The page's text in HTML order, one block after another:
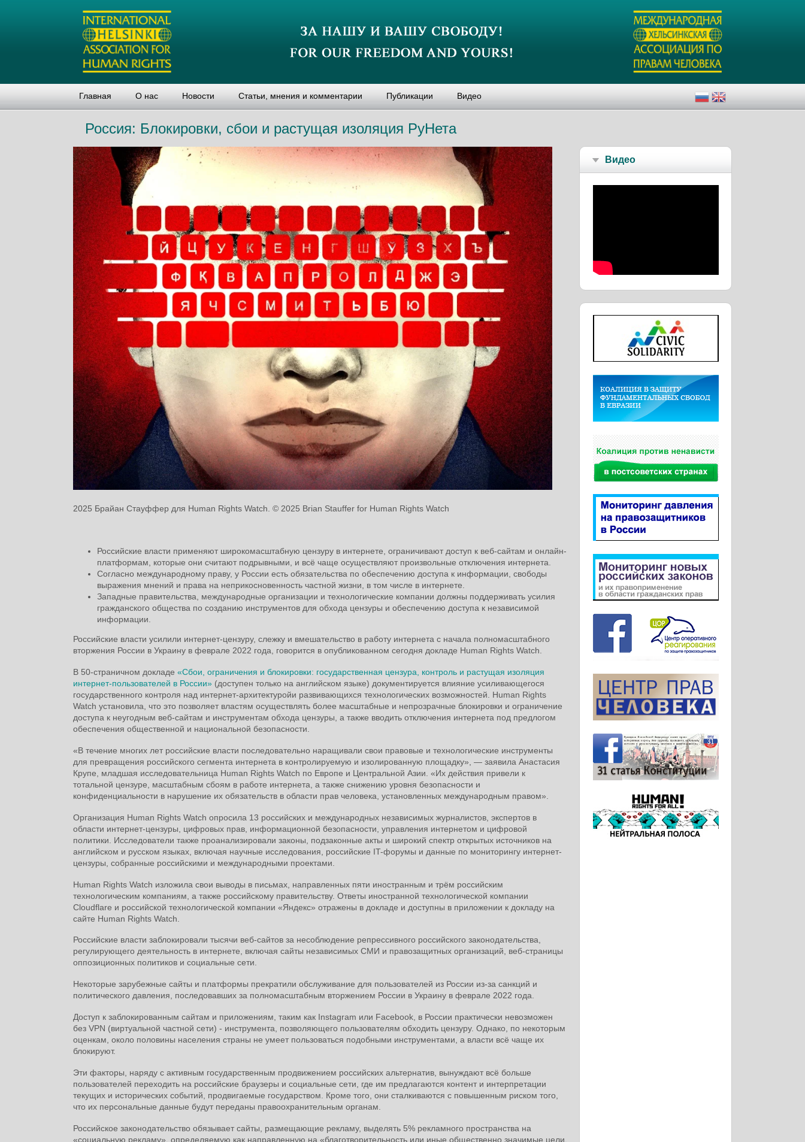
Главная О нас Новости Статьи, мнения и комментарии Публикации Видео
Россия: Блокировки, сбои и растущая изоляция РуНета
2025 Брайан Стауффер для Human Rights Watch. © 2025 Brian Stauffer for Human Rights Watch
Российские власти применяют широкомасштабную цензуру в интернете, ограничивают доступ к веб-сайтам и онлайн-
платформам, которые они считают подрывными, и всё чаще осуществляют произвольные отключения интернета.
Согласно международному праву, у России есть обязательства по обеспечению доступа к информации, свободы
выражения мнений и права на неприкосновенность частной жизни, в том числе в интернете.
Западные правительства, международные организации и технологические компании должны поддерживать усилия
гражданского общества по созданию инструментов для обхода цензуры и обеспечению доступа к независимой
информации.
Российские власти усилили интернет-цензуру, слежку и вмешательство в работу интернета с начала полномасштабного
вторжения России в Украину в феврале 2022 года, говорится в опубликованном сегодня докладе Human Rights Watch.
В 50-страничном докладе «Сбои, ограничения и блокировки: государственная цензура, контроль и растущая изоляция
интернет-пользователей в России» (доступен только на английском языке) документируется влияние усиливающегося
государственного контроля над интернет-архитектуройи развивающихся технологических возможностей. Human Rights
Watch установила, что это позволяет властям осуществлять более масштабные и непрозрачные блокировки и ограничение
доступа к неугодным веб-сайтам и инструментам обхода цензуры, а также вводить отключения интернета под предлогом
обеспечения общественной и национальной безопасности.
«В течение многих лет российские власти последовательно наращивали свои правовые и технологические инструменты
для превращения российского сегмента интернета в контролируемую и изолированную площадку», — заявила Анастасия
Крупе, младшая исследовательница Human Rights Watch по Европе и Центральной Азии. «Их действия привели к
тотальной цензуре, масштабным сбоям в работе интернета, а также снижению уровня безопасности и
конфиденциальности в нарушение их обязательств в области прав человека, установленных международным правом».
Организация Human Rights Watch опросила 13 российских и международных независимых журналистов, экспертов в
области интернет-цензуры, цифровых прав, информационной безопасности, управления интернетом и цифровой
политики. Исследователи также проанализировали законы, подзаконные акты и широкий спектр открытых источников на
английском и русском языках, включая научные исследования, российские IT-форумы и данные по мониторингу интернет-
цензуры, собранные российскими и международными проектами.
Human Rights Watch изложила свои выводы в письмах, направленных пяти иностранным и трём российским
технологическим компаниям, а также российскому правительству. Ответы иностранной технологической компании
Cloudflare и российской технологической компании «Яндекс» отражены в докладе и доступны в приложении к докладу на
сайте Human Rights Watch.
Российские власти заблокировали тысячи веб-сайтов за несоблюдение репрессивного российского законодательства,
регулирующего деятельность в интернете, включая сайты независимых СМИ и правозащитных организаций, веб-страницы
оппозиционных политиков и социальные сети.
Некоторые зарубежные сайты и платформы прекратили обслуживание для пользователей из России из-за санкций и
политического давления, последовавших за полномасштабным вторжением России в Украину в феврале 2022 года.
Доступ к заблокированным сайтам и приложениям, таким как Instagram или Facebook, в России практически невозможен
без VPN (виртуальной частной сети) - инструмента, позволяющего пользователям обходить цензуру. Однако, по некоторым
оценкам, около половины населения страны не умеет пользоваться подобными инструментами, а власти всё чаще их
блокируют.
Эти факторы, наряду с активным государственным продвижением российских альтернатив, вынуждают всё больше
пользователей переходить на российские браузеры и социальные сети, где им предлагаются контент и интерпретации
текущих и исторических событий, продвигаемые государством. Кроме того, они сталкиваются с повышенным риском того,
что их персональные данные будут переданы правоохранительным органам.
Российское законодательство обязывает сайты, размещающие рекламу, выделять 5% рекламного пространства на
«социальную рекламу», определяемую как направленную на «благотворительность или иные общественно значимые цели,
Видео